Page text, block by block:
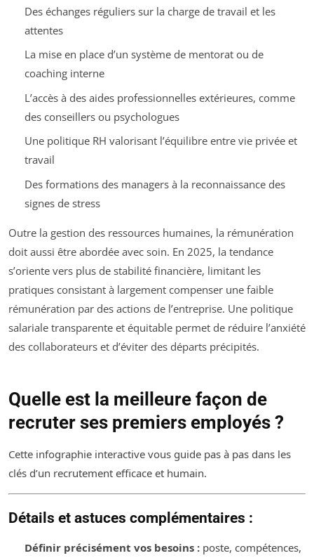
Des échanges réguliers sur la charge de travail et les
attentes
La mise en place d’un système de mentorat ou de
coaching interne
L’accès à des aides professionnelles extérieures, comme
des conseillers ou psychologues
Une politique RH valorisant l’équilibre entre vie privée et
travail
Des formations des managers à la reconnaissance des
signes de stress
Outre la gestion des ressources humaines, la rémunération
doit aussi être abordée avec soin. En 2025, la tendance
s’oriente vers plus de stabilité financière, limitant les
pratiques consistant à largement compenser une faible
rémunération par des actions de l’entreprise. Une politique
salariale transparente et équitable permet de réduire l’anxiété
des collaborateurs et d’éviter des départs précipités.
Quelle est la meilleure façon de
recruter ses premiers employés ?
Cette infographie interactive vous guide pas à pas dans les
clés d’un recrutement efficace et humain.
Détails et astuces complémentaires :
Définir précisément vos besoins :poste, compétences,